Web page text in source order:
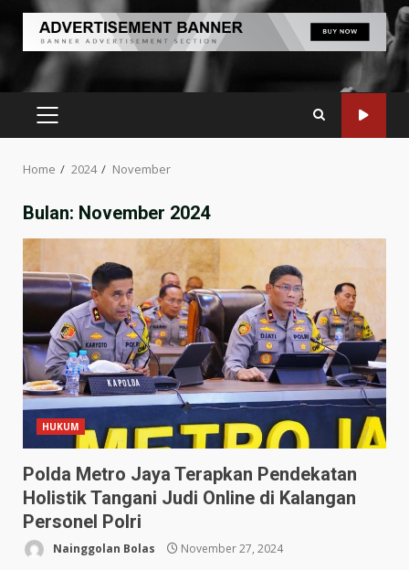
Home 2024 November
Bulan: November 2024
HUKUM
Polda Metro Jaya Terapkan Pendekatan
Holistik Tangani Judi Online di Kalangan
Personel Polri
Nainggolan Bolas November 27, 2024